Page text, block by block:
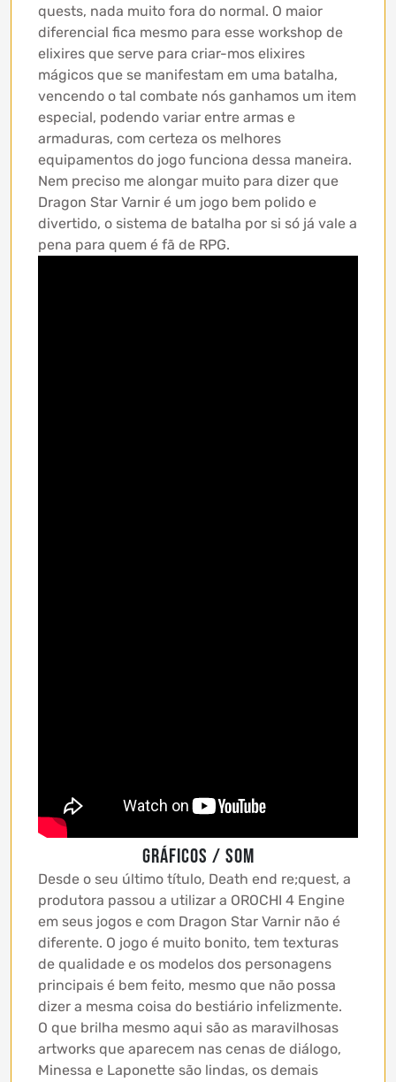
quests, nada muito fora do normal. O maior
diferencial fica mesmo para esse workshop de
elixires que serve para criar-mos elixires
mágicos que se manifestam em uma batalha,
vencendo o tal combate nós ganhamos um item
especial, podendo variar entre armas e
armaduras, com certeza os melhores
equipamentos do jogo funciona dessa maneira.
Nem preciso me alongar muito para dizer que
Dragon Star Varnir é um jogo bem polido e
divertido, o sistema de batalha por si só já vale a
pena para quem é fã de RPG.
GRÁFICOS / SOM
Desde o seu último título, Death end re;quest, a
produtora passou a utilizar a OROCHI 4 Engine
em seus jogos e com Dragon Star Varnir não é
diferente. O jogo é muito bonito, tem texturas
de qualidade e os modelos dos personagens
principais é bem feito, mesmo que não possa
dizer a mesma coisa do bestiário infelizmente.
O que brilha mesmo aqui são as maravilhosas
artworks que aparecem nas cenas de diálogo,
Minessa e Laponette são lindas, os demais